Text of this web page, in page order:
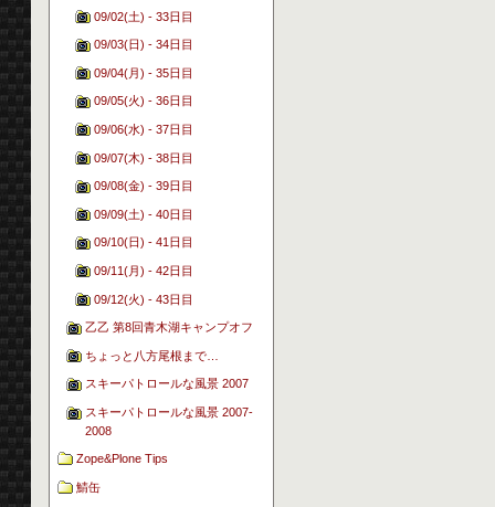
09/02(土) - 33日目
09/03(日) - 34日目
09/04(月) - 35日目
09/05(火) - 36日目
09/06(水) - 37日目
09/07(木) - 38日目
09/08(金) - 39日目
09/09(土) - 40日目
09/10(日) - 41日目
09/11(月) - 42日目
09/12(火) - 43日目
乙乙 第8回青木湖キャンプオフ
ちょっと八方尾根まで…
スキーパトロールな風景 2007
スキーパトロールな風景 2007-
2008
Zope&Plone Tips
鯖缶